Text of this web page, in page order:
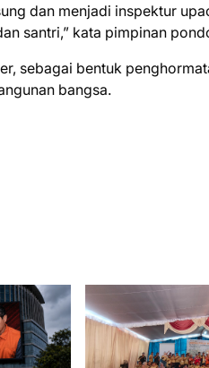
dan menjadi inspektur
santri,” kata pimpinan
sebagai bentuk
bangsa.